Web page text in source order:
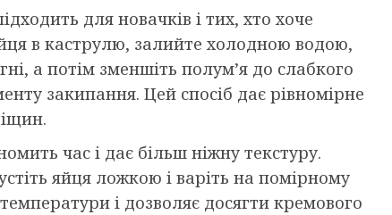
для новачків і тих, хто хоче
в каструлю, залийте холодною водою,
а потім зменшіть полум’я до слабкого
закипання. Цей спосіб дає рівномірне
час і дає більш ніжну текстуру.
яйця ложкою і варіть на помірному
і дозволяє досягти кремового